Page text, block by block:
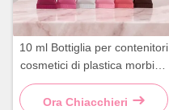
10 ml Bottiglia per contenitori
cosmetici di plastica morbida
per labbra gloss tubo di
spremitura
Ora Chiacchieri